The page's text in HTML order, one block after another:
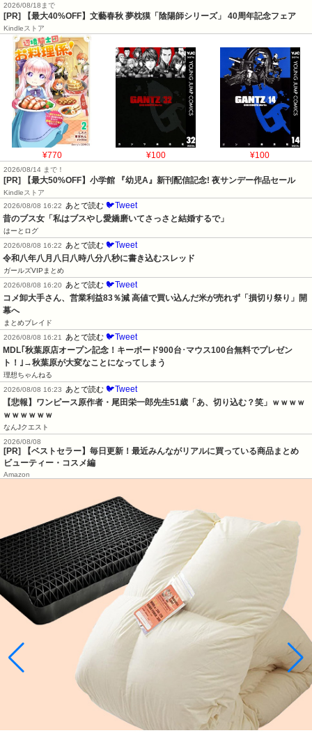
2026/08/18まで
[PR] 【最大40%OFF】文藝春秋 夢枕獏「陰陽師シリーズ」 40周年記念フェア
Kindleストア
¥770 ¥100 ¥100
2026/08/14 まで！
[PR] 【最大50%OFF】小学館 『幼児A』新刊配信記念! 夜サンデー作品セール
Kindleストア
2026/08/08 16:22
あとで読む 🐦Tweet
昔のブス女「私はブスやし愛嬌磨いてさっさと結婚するで」
はーとログ
2026/08/08 16:22
あとで読む 🐦Tweet
令和八年八月八日八時八分八秒に書き込むスレッド
ガールズVIPまとめ
2026/08/08 16:20
あとで読む 🐦Tweet
コメ卸大手さん、営業利益83％減 高値で買い込んだ米が売れず「損切り祭り」開
幕へ
まとめブレイド
2026/08/08 16:21
あとで読む 🐦Tweet
MDL｢秋葉原店オープン記念！キーボード900台･マウス100台無料でプレゼン
ト！｣→秋葉原が大変なことになってしまう
理想ちゃんねる
2026/08/08 16:23
あとで読む 🐦Tweet
【悲報】ワンピース原作者・尾田栄一郎先生51歳「あ、切り込む？笑」ｗｗｗｗ
ｗｗｗｗｗｗ
なんJクエスト
2026/08/08
[PR] 【ベストセラー】毎日更新！最近みんながリアルに買っている商品まとめ
ビューティー・コスメ編
Amazon